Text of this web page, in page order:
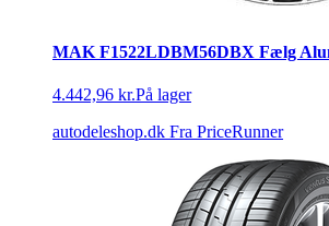
MAK F1522LDBM56DBX Fælg
4.442,96 kr.På lager
autodeleshop.dk Fra PriceRunner